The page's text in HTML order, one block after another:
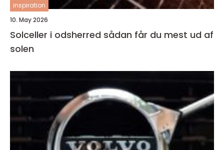
inspiration
10. May 2026
Solceller i odsherred sådan får du mest ud af
solen